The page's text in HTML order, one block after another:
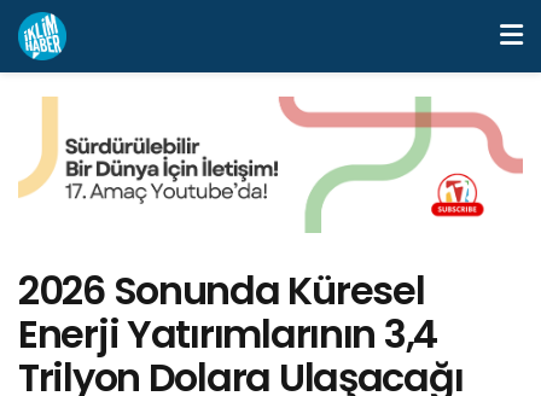
2026 Sonunda Küresel
Enerji Yatırımlarının 3,4
Trilyon Dolara Ulaşacağı